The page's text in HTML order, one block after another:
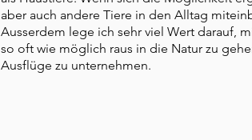
aber auch andere Tiere in den Alltag
Ausserdem lege ich sehr viel Wert darauf,
so oft wie möglich raus in die Natur zu
Ausflüge zu unternehmen.